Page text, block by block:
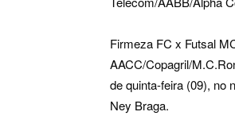
Firmeza FC x Futsal
AACC/Copagril/
de quinta-feira (09), no
Ney Braga.